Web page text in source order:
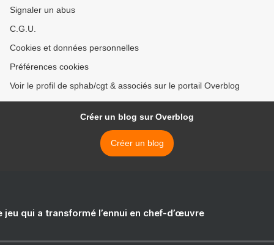
Signaler un abus
C.G.U.
Cookies et données personnelles
Préférences cookies
Voir le profil de sphab/cgt & associés sur le portail Overblog
Créer un blog sur Overblog
Créer un blog
jeu qui a transformé l’ennui en chef-d’œuvre